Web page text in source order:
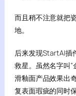
而且稍不注意就把
地。
后来发现StartAI插
救星。虽然名字叫
滑釉面产品效果出
复表面瑕疵的同时